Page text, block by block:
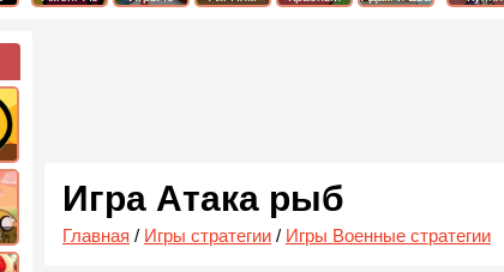
Игра Атака рыб
Главная / Игры стратегии / Игры Военные стратегии